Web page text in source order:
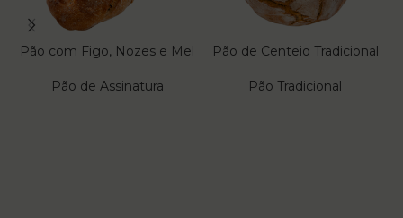
Pão com Figo, Nozes e Mel
Pão de Assinatura
Pão de Centeio Tradicional
Pão Tradicional